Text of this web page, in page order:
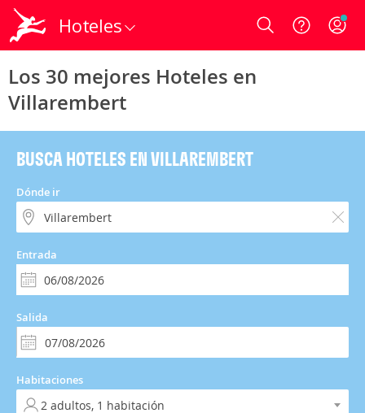
Hoteles Login
Los 30 mejores Hoteles en
Villarembert
BUSCA HOTELES EN VILLAREMBERT
Dónde ir
Entrada
Salida
Habitaciones